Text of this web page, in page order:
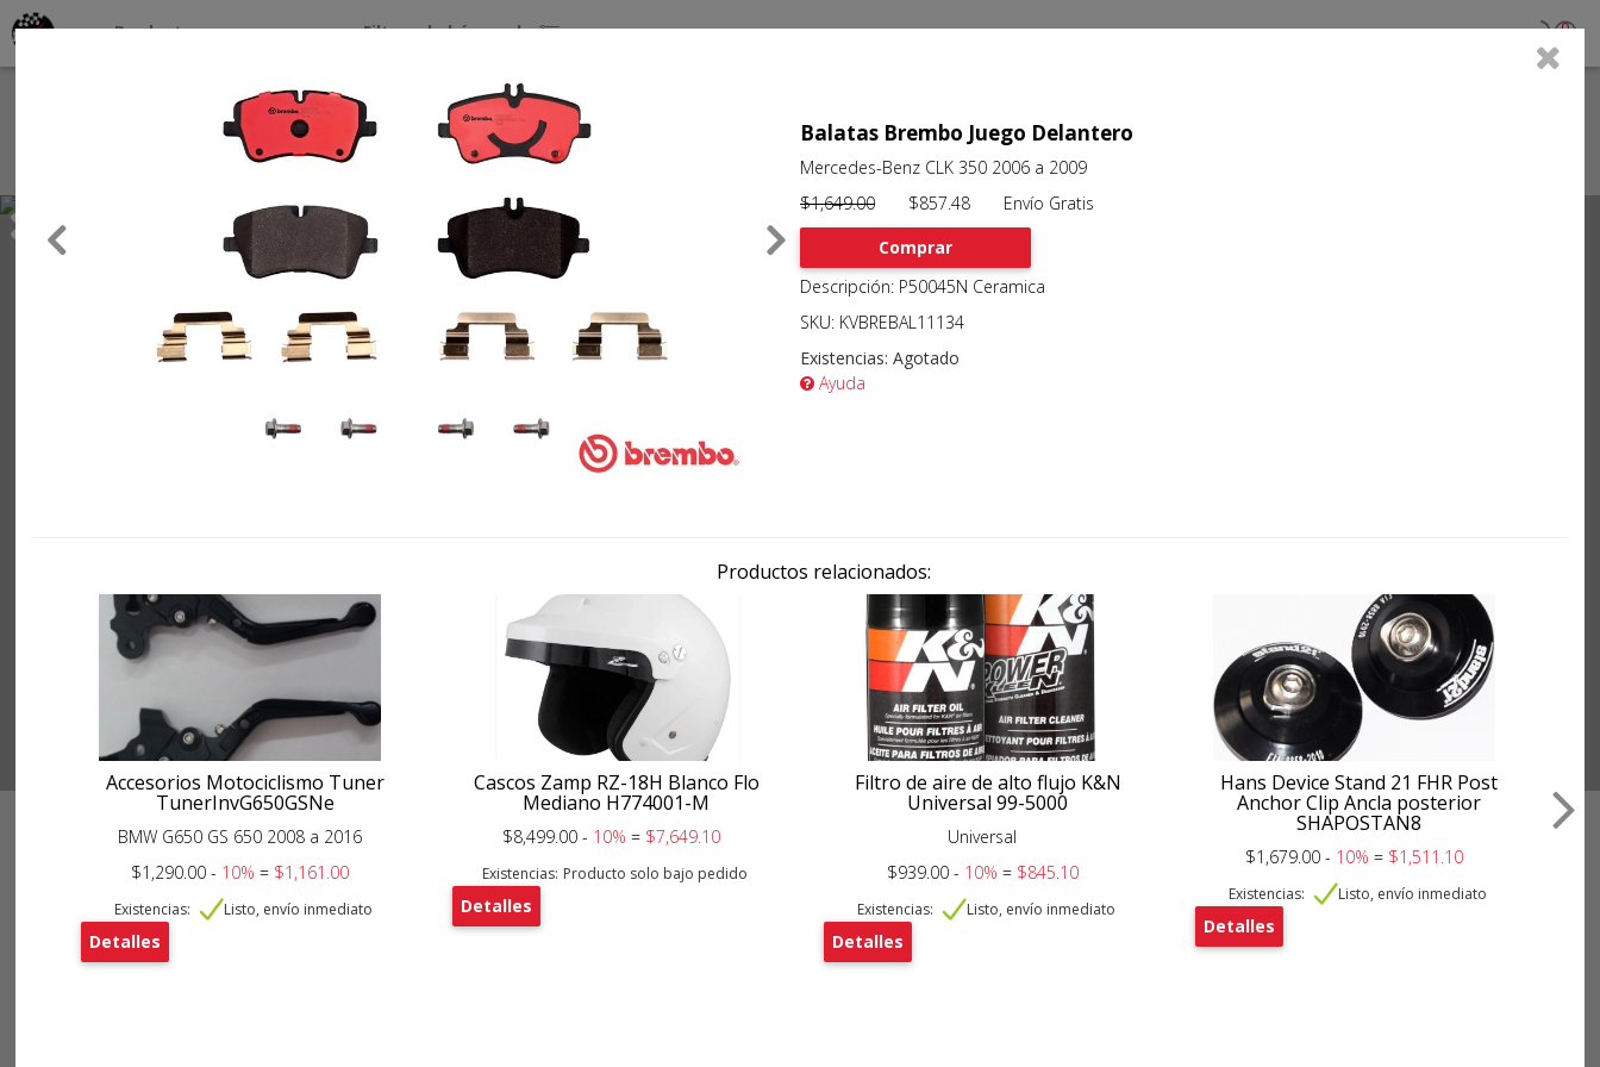
Clients
Productos por marcas Filtros de búsqueda 0
Balatas Brembo Juego Delantero
Mercedes-Benz CLK 350 2006 a 2009
$1,649.00$857.48 Envío Gratis
Comprar
Descripción: P50045N Ceramica
SKU: KVBREBAL11134
Existencias: Agotado
Ayuda
Productos relacionados:
Accesorios Motociclismo Tuner
TunerInvG650GSNe
BMW G650 GS 650 2008 a 2016
$1,290.00 - 10% = $1,161.00
Existencias: Listo, envío inmediato
Detalles
Cascos Zamp RZ-18H Blanco Flo
Mediano H774001-M
$8,499.00 - 10% = $7,649.10
Existencias: Producto solo bajo pedido
Detalles
Filtro de aire de alto flujo K&N
Universal 99-5000
Universal
$939.00 - 10% = $845.10
Existencias: Listo, envío inmediato
Detalles
Hans Device Stand 21 FHR Post
Anchor Clip Ancla posterior
SHAPOSTAN8
$1,679.00 - 10% = $1,511.10
Existencias: Listo, envío inmediato
Detalles